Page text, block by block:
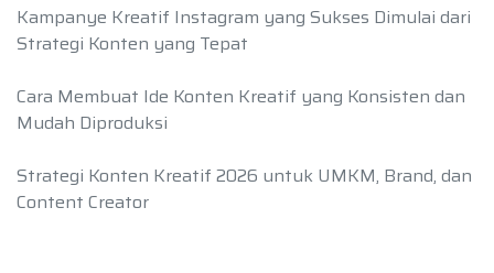
Kampanye Kreatif Instagram yang Sukses Dimulai dari
Strategi Konten yang Tepat
Cara Membuat Ide Konten Kreatif yang Konsisten dan
Mudah Diproduksi
Strategi Konten Kreatif 2026 untuk UMKM, Brand, dan
Content Creator